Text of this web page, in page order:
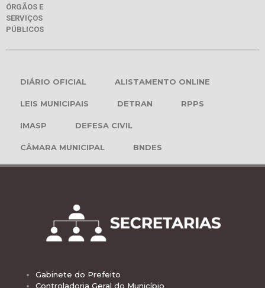
ÓRGÃOS E
SERVIÇOS
PÚBLICOS
DIÁRIO OFICIAL ALISTAMENTO ONLINE
LEIS MUNICIPAIS DETRAN RPPS
IMASP DEFESA CIVIL
CÂMARA MUNICIPAL BNDES
Gabinete do Prefeito
Controladoria Geral do Município